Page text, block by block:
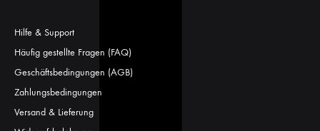
Hilfe & Support
Häufig gestellte Fragen (FAQ)
Geschäftsbedingungen (AGB)
Zahlungsbedingungen
Versand & Lieferung